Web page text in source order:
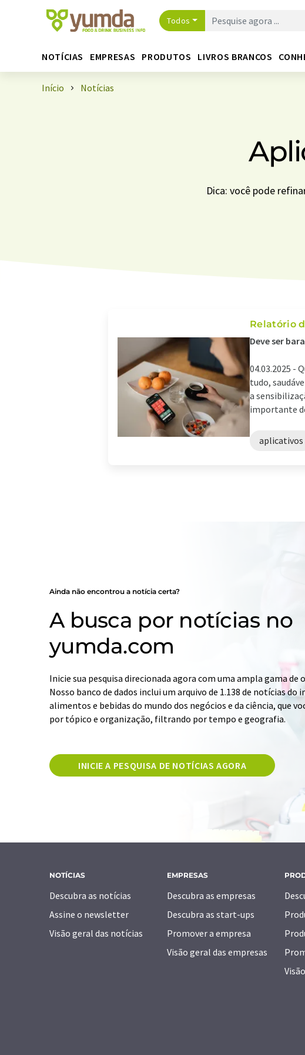
Todos
NOTÍCIAS EMPRESAS PRODUTOS LIVROS BRANCOS
Início Notícias
Dica: você pode
Relatório
Deve ser
04.03.2025 -
tudo,
a
importante
aplicativos
Ainda não encontrou a notícia certa?
A busca por notícias no
yumda.com
Inicie sua pesquisa direcionada agora com uma ampla gama de
Nosso banco de dados inclui um arquivo de 1.138 de notícias do
alimentos e bebidas do mundo dos negócios e da ciência, que
por tópico e organização, filtrando por tempo e geografia.
INICIE A PESQUISA DE NOTÍCIAS AGORA
NOTÍCIAS
Descubra as notícias
Assine o newsletter
Visão geral das notícias
EMPRESAS
Descubra as empresas
Descubra as start-ups
Promover a empresa
Visão geral das empresas